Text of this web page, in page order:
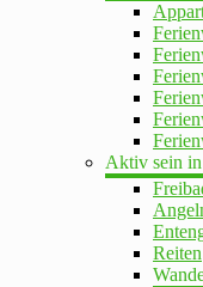
Aktiv sein
Reiten